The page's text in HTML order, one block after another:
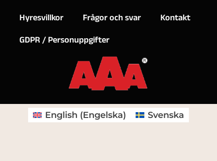
Hyresvillkor Frågor och svar
Kontakt
GDPR / Personuppgifter
English (Engelska) Svenska